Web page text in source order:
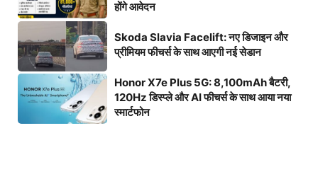
होंगे आवेदन
Skoda Slavia Facelift: नए डिजाइन और
प्रीमियम फीचर्स के साथ आएगी नई सेडान
Honor X7e Plus 5G: 8,100mAh बैटरी,
120Hz डिस्प्ले और AI फीचर्स के साथ आया नया
स्मार्टफोन